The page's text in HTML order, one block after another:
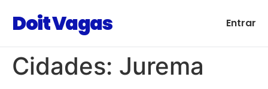
Doit Vagas Entrar
Cidades: Jurema